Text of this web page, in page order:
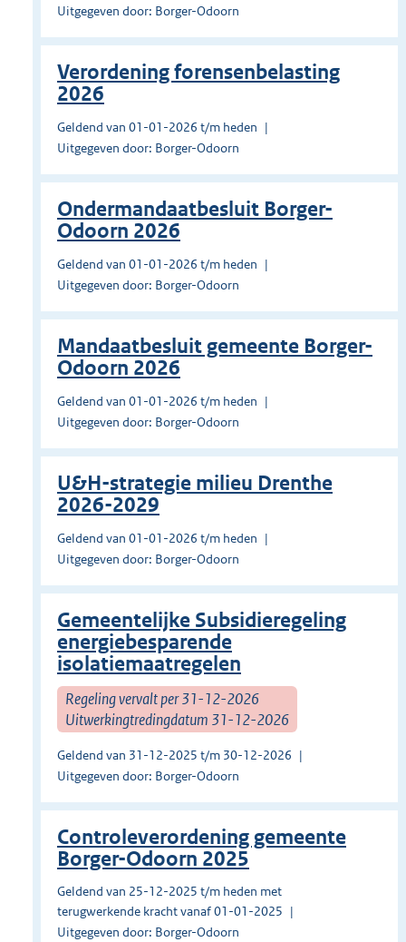
Uitgegeven door: Borger-Odoorn
Verordening forensenbelasting
2026
Geldend van 01-01-2026 t/m heden
Uitgegeven door: Borger-Odoorn
Ondermandaatbesluit Borger-
Odoorn 2026
Geldend van 01-01-2026 t/m heden
Uitgegeven door: Borger-Odoorn
Mandaatbesluit gemeente Borger-
Odoorn 2026
Geldend van 01-01-2026 t/m heden
Uitgegeven door: Borger-Odoorn
U&H-strategie milieu Drenthe
2026-2029
Geldend van 01-01-2026 t/m heden
Uitgegeven door: Borger-Odoorn
Gemeentelijke Subsidieregeling
energiebesparende
isolatiemaatregelen
Regeling vervalt per 31-12-2026
Uitwerkingtredingdatum 31-12-2026
Geldend van 31-12-2025 t/m 30-12-2026
Uitgegeven door: Borger-Odoorn
Controleverordening gemeente
Borger-Odoorn 2025
Geldend van 25-12-2025 t/m heden met
terugwerkende kracht vanaf 01-01-2025
Uitgegeven door: Borger-Odoorn